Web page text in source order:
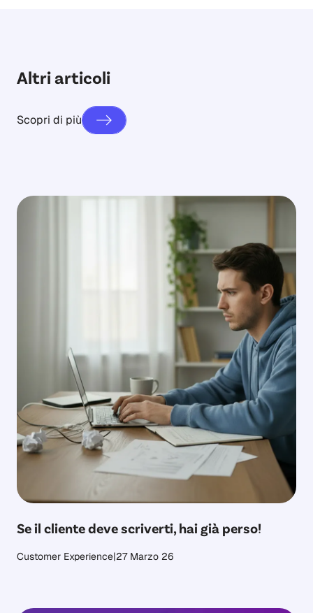
Altri articoli
Scopri di più
Se il cliente deve scriverti, hai già perso!
Customer Experience|27 Marzo 26